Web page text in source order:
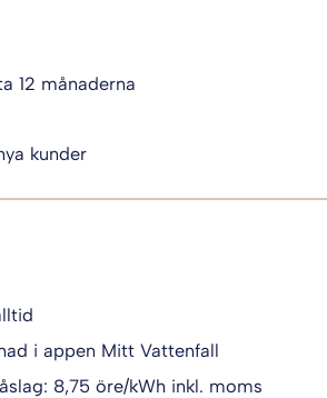
12 månaderna
kunder
i appen Mitt Vattenfall
8,75 öre/kWh inkl. moms